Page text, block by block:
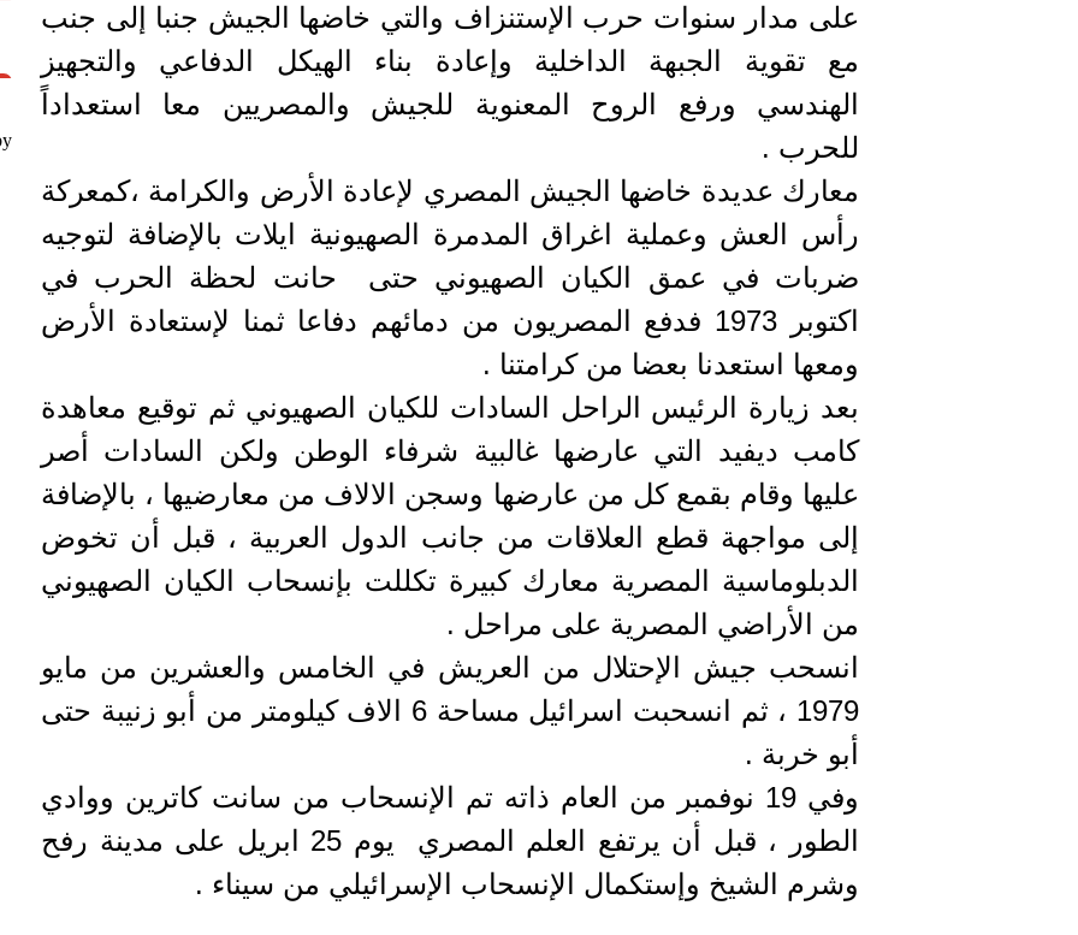
على مدار سنوات حرب الإستنزاف والتي خاضها الجيش جنبا إلى جنب
مع تقوية الجبهة الداخلية وإعادة بناء الهيكل الدفاعي والتجهيز
الهندسي ورفع الروح المعنوية للجيش والمصريين معا استعداداً
للحرب .
معارك عديدة خاضها الجيش المصري لإعادة الأرض والكرامة ،كمعركة
رأس العش وعملية اغراق المدمرة الصهيونية ايلات بالإضافة لتوجيه
ضربات في عمق الكيان الصهيوني حتى حانت لحظة الحرب في
اكتوبر 1973 فدفع المصريون من دمائهم دفاعا ثمنا لإستعادة الأرض
ومعها استعدنا بعضا من كرامتنا .
بعد زيارة الرئيس الراحل السادات للكيان الصهيوني ثم توقيع معاهدة
كامب ديفيد التي عارضها غالبية شرفاء الوطن ولكن السادات أصر
عليها وقام بقمع كل من عارضها وسجن الالاف من معارضيها ، بالإضافة
إلى مواجهة قطع العلاقات من جانب الدول العربية ، قبل أن تخوض
الدبلوماسية المصرية معارك كبيرة تكللت بإنسحاب الكيان الصهيوني
من الأراضي المصرية على مراحل .
انسحب جيش الإحتلال من العريش في الخامس والعشرين من مايو
1979 ، ثم انسحبت اسرائيل مساحة 6 الاف كيلومتر من أبو زنيبة حتى
أبو خربة .
وفي 19 نوفمبر من العام ذاته تم الإنسحاب من سانت كاترين ووادي
الطور ، قبل أن يرتفع العلم المصري يوم 25 ابريل على مدينة رفح
وشرم الشيخ وإستكمال الإنسحاب الإسرائيلي من سيناء .